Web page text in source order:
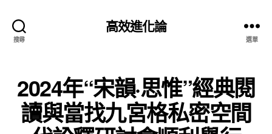
搜尋
高效進化論
選單
2024年“宋韻·思惟”經典閱
讀與當找九宮格私密空間